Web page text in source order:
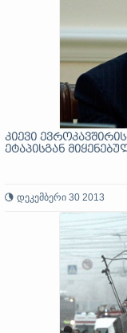
კიევი
ეტაპისგან
დეკემბერი 30 2013